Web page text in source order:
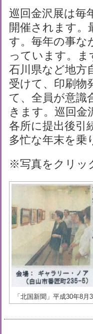
巡回金沢展は毎
開催されます。
す。毎年の事な
っています。
石川県など地方
受けて、印刷物
て、全員が意識
きます。巡回金
各所に提出後引
多忙な年末を乗
※写真をクリッ
「北国新聞」平成30年8月